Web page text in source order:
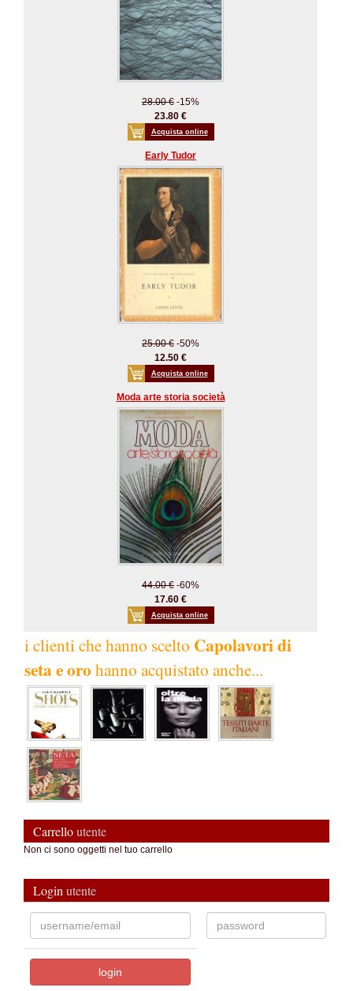
28.00 € -15%
23.80 €
Acquista online
Early Tudor
25.00 € -50%
12.50 €
Acquista online
Moda arte storia società
44.00 € -60%
17.60 €
Acquista online
i clienti che hanno scelto Capolavori di
seta e oro hanno acquistato anche...
Carrelloutente
Non ci sono oggetti nel tuo carrello
Login utente